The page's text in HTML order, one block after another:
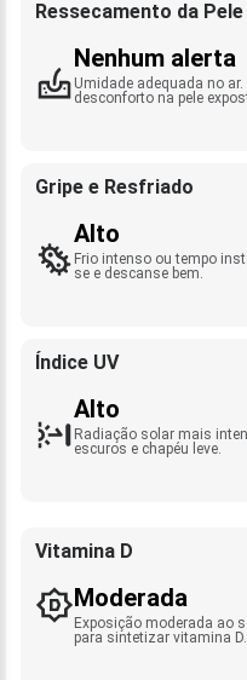
Ressecamento da Pele
Nenhum alerta
Umidade adequada no
desconforto na pele
Gripe e Resfriado
Alto
Frio intenso ou tempo
se e descanse bem.
Índice UV
Alto
Radiação solar mais
escuros e chapéu leve.
Vitamina D
Moderada
Exposição moderada ao
para sintetizar vitamina D.